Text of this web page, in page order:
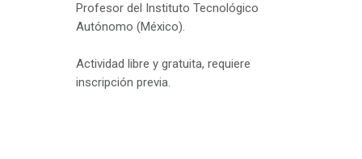
Profesor del Instituto Tecnológico
Autónomo (México).
Actividad libre y gratuita, requiere
inscripción previa.